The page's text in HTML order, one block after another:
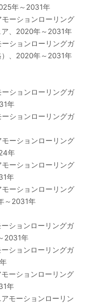
年～2031年
ーションローリング
、2020年～2031年
ーションローリングガ
、2020年～2031年
ーションローリングガ
年
ーションローリングガ
ーションローリング
年
ーションローリング
年
ーションローリング
～2031年
ションローリングガ
2031年
ションローリングガ
ーションローリング
年
モーションローリン